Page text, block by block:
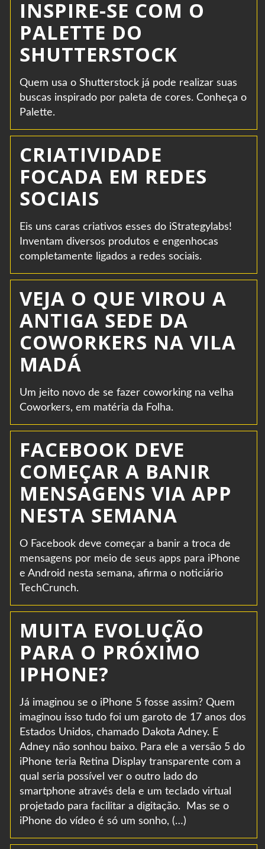
INSPIRE-SE COM O
PALETTE DO
SHUTTERSTOCK
Quem usa o Shutterstock já pode realizar suas
buscas inspirado por paleta de cores. Conheça o
Palette.
CRIATIVIDADE
FOCADA EM REDES
SOCIAIS
Eis uns caras criativos esses do iStrategylabs!
Inventam diversos produtos e engenhocas
completamente ligados a redes sociais.
VEJA O QUE VIROU A
ANTIGA SEDE DA
COWORKERS NA VILA
MADÁ
Um jeito novo de se fazer coworking na velha
Coworkers, em matéria da Folha.
FACEBOOK DEVE
COMEÇAR A BANIR
MENSAGENS VIA APP
NESTA SEMANA
O Facebook deve começar a banir a troca de
mensagens por meio de seus apps para iPhone
e Android nesta semana, afirma o noticiário
TechCrunch.
MUITA EVOLUÇÃO
PARA O PRÓXIMO
IPHONE?
Já imaginou se o iPhone 5 fosse assim? Quem
imaginou isso tudo foi um garoto de 17 anos dos
Estados Unidos, chamado Dakota Adney. E
Adney não sonhou baixo. Para ele a versão 5 do
iPhone teria Retina Display transparente com a
qual seria possível ver o outro lado do
smartphone através dela e um teclado virtual
projetado para facilitar a digitação. Mas se o
iPhone do vídeo é só um sonho, (…)